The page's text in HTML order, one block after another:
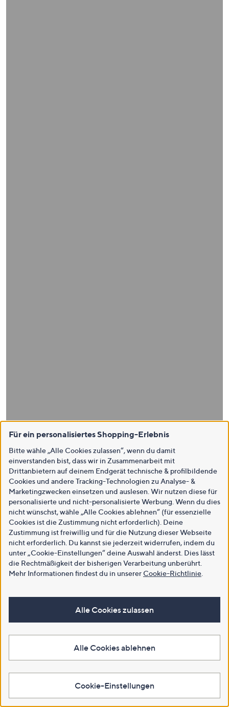
Für ein personalisiertes Shopping-Erlebnis
Bitte wähle „Alle Cookies zulassen“, wenn du damit
einverstanden bist, dass wir in Zusammenarbeit mit
Drittanbietern auf deinem Endgerät technische & profilbildende
Cookies und andere Tracking-Technologien zu Analyse- &
Marketingzwecken einsetzen und auslesen. Wir nutzen diese für
personalisierte und nicht-personalisierte Werbung. Wenn du dies
nicht wünschst, wähle „Alle Cookies ablehnen“ (für essenzielle
Cookies ist die Zustimmung nicht erforderlich). Deine
Zustimmung ist freiwillig und für die Nutzung dieser Webseite
nicht erforderlich. Du kannst sie jederzeit widerrufen, indem du
unter „Cookie-Einstellungen“ deine Auswahl änderst. Dies lässt
die Rechtmäßigkeit der bisherigen Verarbeitung unberührt.
Mehr Informationen findest du in unsererCookie-Richtlinie
Alle Cookies zulassen
Alle Cookies ablehnen
Cookie-Einstellungen